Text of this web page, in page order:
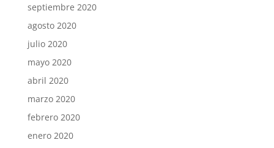
septiembre 2020
agosto 2020
julio 2020
mayo 2020
abril 2020
marzo 2020
febrero 2020
enero 2020